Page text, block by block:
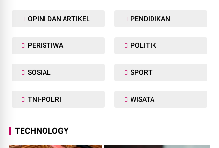
OPINI DAN ARTIKEL PENDIDIKAN
PERISTIWA POLITIK
SOSIAL SPORT
TNI-POLRI WISATA
TECHNOLOGY